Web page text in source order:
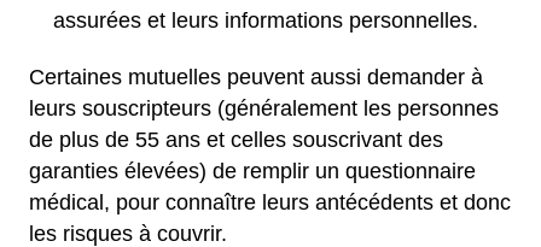
assurées et leurs informations personnelles.
Certaines mutuelles peuvent aussi demander à
leurs souscripteurs (généralement les personnes
de plus de 55 ans et celles souscrivant des
garanties élevées) de remplir un questionnaire
médical, pour connaître leurs antécédents et donc
les risques à couvrir.